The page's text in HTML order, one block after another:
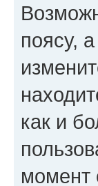
поясу,
как и
момент